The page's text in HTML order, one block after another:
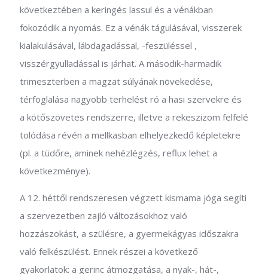
következtében a keringés lassul és a vénákban
fokozódik a nyomás. Ez a vénák tágulásával, visszerek
kialakulásával, lábdagadással, -feszüléssel ,
visszérgyulladással is járhat. A második-harmadik
trimeszterben a magzat súlyának növekedése,
térfoglalása nagyobb terhelést ró a hasi szervekre és
a kötőszövetes rendszerre, illetve a rekeszizom felfelé
tolódása révén a mellkasban elhelyezkedő képletekre
(pl. a tüdőre, aminek nehézlégzés, reflux lehet a
következménye).
A 12. héttől rendszeresen végzett kismama jóga segíti
a szervezetben zajló változásokhoz való
hozzászokást, a szülésre, a gyermekágyas időszakra
való felkészülést. Ennek részei a következő
gyakorlatok: a gerinc átmozgatása, a nyak-, hát-,